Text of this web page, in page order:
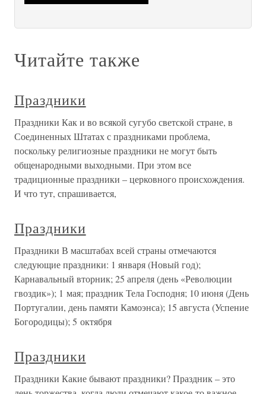
Читайте также
Праздники
Праздники Как и во всякой сугубо светской стране, в
Соединенных Штатах с праздниками проблема,
поскольку религиозные праздники не могут быть
общенародными выходными. При этом все
традиционные праздники – церковного происхождения.
И что тут, спрашивается,
Праздники
Праздники В масштабах всей страны отмечаются
следующие праздники: 1 января (Новый год);
Карнавальный вторник; 25 апреля (день «Революции
гвоздик»); 1 мая; праздник Тела Господня; 10 июня (День
Португалии, день памяти Камоэнса); 15 августа (Успение
Богородицы); 5 октября
Праздники
Праздники Какие бывают праздники? Праздник – это